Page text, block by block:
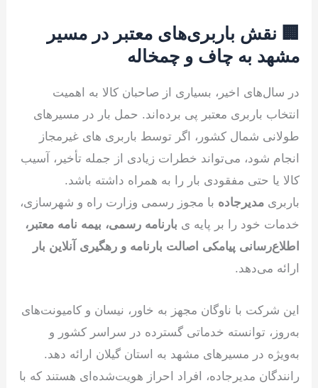
🏢 نقش باربری‌های معتبر در مسیر
مشهد به چاف و چمخاله
در سال‌های اخیر، بسیاری از صاحبان کالا به اهمیت
انتخاب باربری معتبر پی برده‌اند. حمل بار در مسیرهای
طولانی شمال کشور، اگر توسط باربری های غیرمجاز
انجام شود، می‌تواند خطرات زیادی از جمله تأخیر، آسیب
کالا یا حتی مفقودی بار را به همراه داشته باشد.
باربریمدیرجاده با مجوز رسمی وزارت راه و شهرسازی،
خدمات خود را بر پایه ی بارنامه رسمی، بیمه نامه معتبر،
اطلاع‌رسانی پیامکی اصالت بارنامه و رهگیری آنلاین بار
ارائه می‌دهد.
این شرکت با ناوگان مجهز به خاور، نیسان و کامیونت‌های
به‌روز، توانسته خدماتی گسترده در سراسر کشور و
به‌ویژه در مسیرهای مشهد به استان گیلان ارائه دهد.
رانندگان مدیرجاده، افراد احراز هویت‌شده‌ای هستند که با